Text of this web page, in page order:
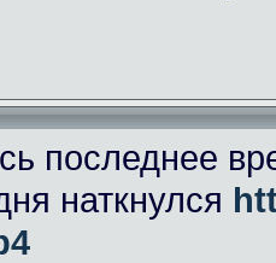
последнее
наткнулся